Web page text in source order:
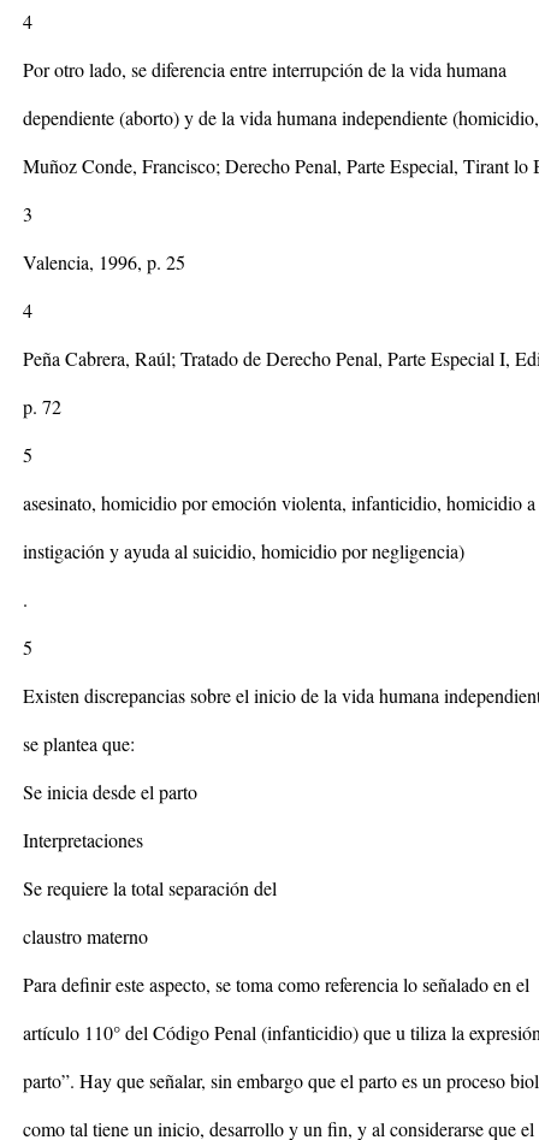
4
Por otro lado, se diferencia entre interrupción de la vida humana
dependiente (aborto) y de la vida humana independiente
Muñoz Conde, Francisco; Derecho Penal, Parte Especial, Tirant lo
3
Valencia, 1996, p. 25
4
Peña Cabrera, Raúl; Tratado de Derecho Penal, Parte Especial I,
p. 72
5
asesinato, homicidio por emoción violenta, infanticidio, homicidio
instigación y ayuda al suicidio, homicidio por negligencia)
.
5
Existen discrepancias sobre el inicio de la vida humana
se plantea que:
Se inicia desde el parto
Interpretaciones
Se requiere la total separación del
claustro materno
Para definir este aspecto, se toma como referencia lo señalado en el
artículo 110° del Código Penal (infanticidio) que u tiliza la
parto”. Hay que señalar, sin embargo que el parto es un proceso
como tal tiene un inicio, desarrollo y un fin, y al considerarse que